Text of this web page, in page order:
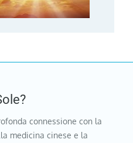
connessione con la
medicina cinese e la